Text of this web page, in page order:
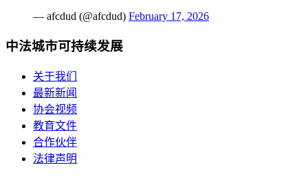
— afcdud (@afcdud) February 17, 2026
中法城市可持续发展
关于我们
最新新闻
协会视频
教育文件
合作伙伴
法律声明